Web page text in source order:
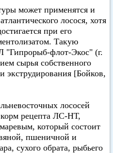
может применятся и
лосося, хотя
при его
Такую
"Гипрорыб-флот-Экос" (г.
сырья собственного
экструдирования [Бойков,
лососей
корм рецепта ЛС-НТ,
который состоит
пшеничной и
сухого обрата, рыбьего